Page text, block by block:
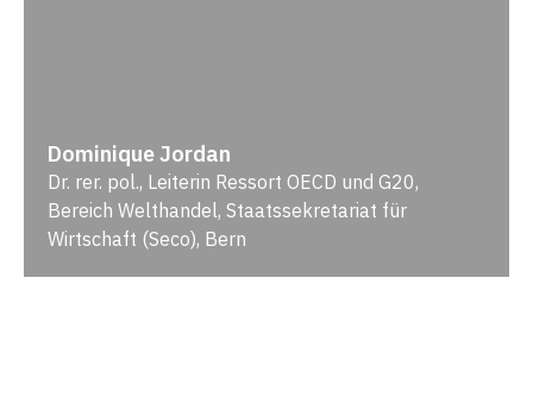
Dominique Jordan
Dr. rer. pol., Leiterin Ressort OECD und G20,
Bereich Welthandel, Staatssekretariat für
Wirtschaft (Seco), Bern